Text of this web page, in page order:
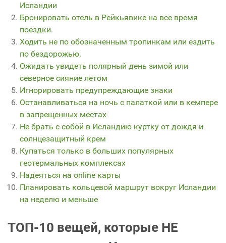
Исландии
Бронировать отель в Рейкьявике на все время
поездки.
Ходить не по обозначенным тропинкам или ездить
по бездорожью.
Ожидать увидеть полярный день зимой или
северное сияние летом
Игнорировать предупреждающие знаки
Останавливаться на ночь с палаткой или в кемпере
в запрещенных местах
Не брать с собой в Исландию куртку от дождя и
солнцезащитный крем
Купаться только в больших популярных
геотермальных комплексах
Надеяться на online карты
Планировать кольцевой маршрут вокруг Исландии
на неделю и меньше
ТОП-10 вещей, которые НЕ